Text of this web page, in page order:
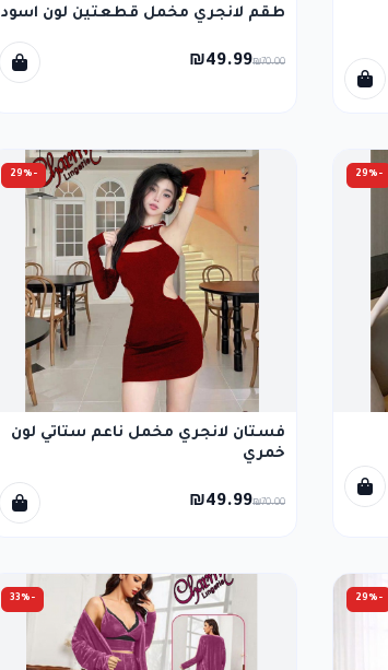
طقم لانجري مخمل قطعتين لون اسود
₪49.99₪70.00
-29%
-29%
فستان لانجري مخمل ناعم ستاتي لون
خمري
₪49.99₪70.00
-29%
-33%